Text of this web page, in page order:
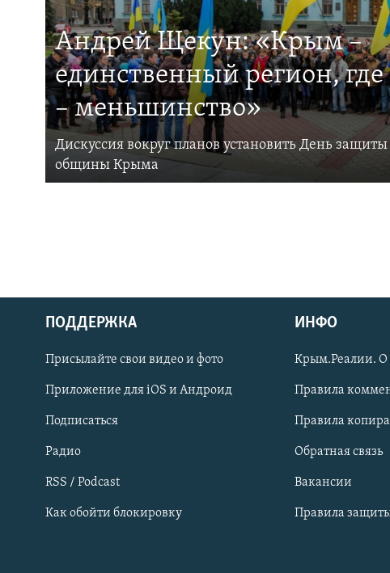
Українською
Qırımtatar
ПРИСОЕДИНЯЙТЕСЬ!
Андрей Щекун: «Крым –
единственный регион,
– меньшинство»
Дискуссия вокруг планов установить День
общины Крыма
ПОДДЕРЖКА
Присылайте свои видео и фото
Приложение для iOS и Андроид
Подписаться
Радио
RSS / Podcast
Как обойти блокировку
ИНФО
Крым.Реалии. О
Правила
Правила
Обратная связь
Вакансии
Правила